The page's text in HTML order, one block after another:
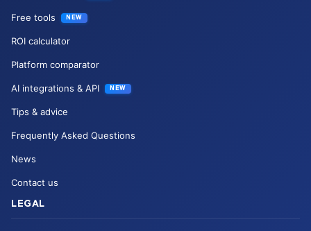
Free tools NEW
ROI calculator
Platform comparator
AI integrations & API NEW
Tips & advice
Frequently Asked Questions
News
Contact us
LEGAL